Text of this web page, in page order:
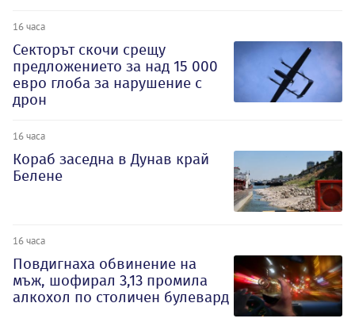
16 часа
Секторът скочи срещу
предложението за над 15 000
евро глоба за нарушение с
дрон
16 часа
Кораб заседна в Дунав край
Белене
16 часа
Повдигнаха обвинение на
мъж, шофирал 3,13 промила
алкохол по столичен булевард